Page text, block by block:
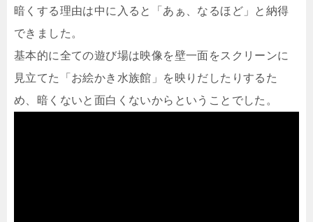
暗くする理由は中に入ると「あぁ、なるほど」と納得
できました。
基本的に全ての遊び場は映像を壁一面をスクリーンに
見立てた「お絵かき水族館」を映りだしたりするた
め、暗くないと面白くないからということでした。